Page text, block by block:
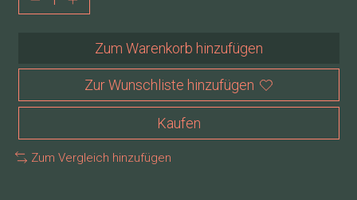
Zum Warenkorb hinzufügen
Zur Wunschliste hinzufügen
Kaufen
Zum Vergleich hinzufügen